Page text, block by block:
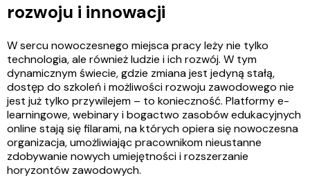
rozwoju i innowacji
W sercu nowoczesnego miejsca pracy leży nie tylko
technologia, ale również ludzie i ich rozwój. W tym
dynamicznym świecie, gdzie zmiana jest jedyną stałą,
dostęp do szkoleń i możliwości rozwoju zawodowego nie
jest już tylko przywilejem – to konieczność. Platformy e-
learningowe, webinary i bogactwo zasobów edukacyjnych
online stają się filarami, na których opiera się nowoczesna
organizacja, umożliwiając pracownikom nieustanne
zdobywanie nowych umiejętności i rozszerzanie
horyzontów zawodowych.